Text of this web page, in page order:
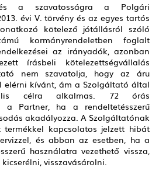
a szavatosságra a Polgári
évi V. törvény és az egyes tartós
kötelező jótállásról szóló
kormányrendeletben foglalt
az irányadók, azonban
írásbeli kötelezettségvállalás
nem szavatolja, hogy az áru
elérni kívánt, ám a Szolgáltató által
célra alkalmas. 72 órás
a Partner, ha a rendeltetésszerű
akadályozza. A Szolgáltatónak
kapcsolatos jelzett hibát
és abban az esetben, ha a
használatra vezethető vissza,
visszavásárolni.